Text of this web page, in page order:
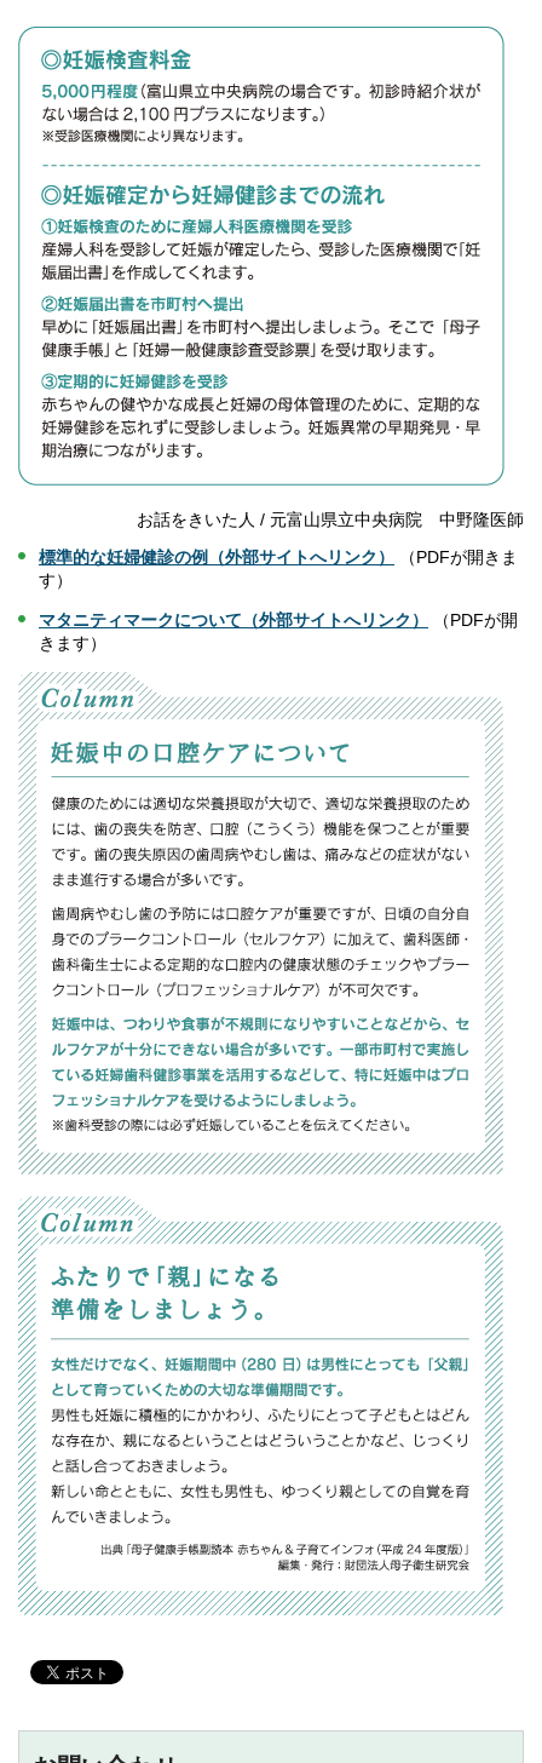
お話をきいた人 / 元富山県立中央病院 中野隆医師
標準的な妊婦健診の例（外部サイトへリンク）
（PDFが開きま
す）
マタニティマークについて（外部サイトへリンク）
（PDFが開
きます）